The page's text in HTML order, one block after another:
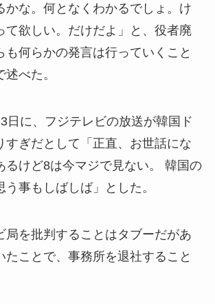
かな。何となくわかるでしょ。け
て欲しい。だけだよ」と、役者廃
も何らかの発言は行っていくこと
べた。
に、フジテレビの放送が韓国ド
すぎだとして「正直、お世話にな
るけど8は今マジで見ない。 韓国の
事もしばしば」とした。
を批判することはタブーだがあ
たことで、事務所を退社すること